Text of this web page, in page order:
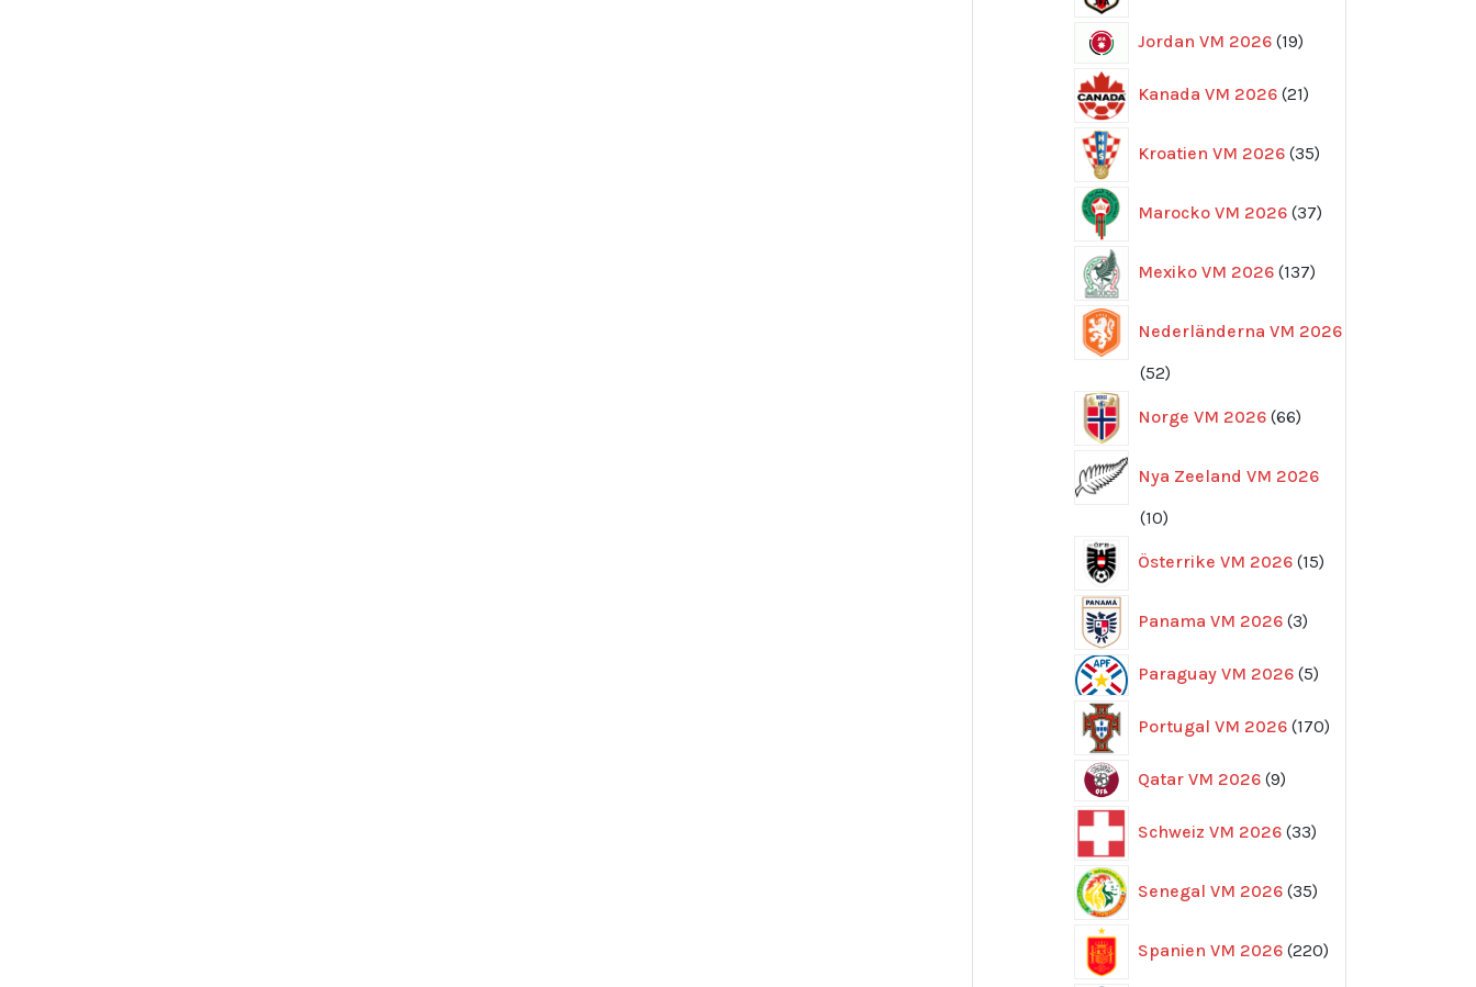
Jordan VM 2026 1919
Kanada VM 2026 21
produkter
Kroatien VM 2026 35
produkter
Marocko VM 2026 37
produkter
Mexiko VM 2026 137
produkter
Nederländerna VM 2026
5252
Norge VM 2026 66
produkter
Nya Zeeland VM 2026
1010
Österrike VM 2026 15
produkter
Panama VM 2026 3
produkter
Paraguay VM 2026 55
Portugal VM 2026 170
produkter
Qatar VM 2026 99
Schweiz VM 2026 33
produkter
Senegal VM 2026 35
produkter
Spanien VM 2026 220
produkter